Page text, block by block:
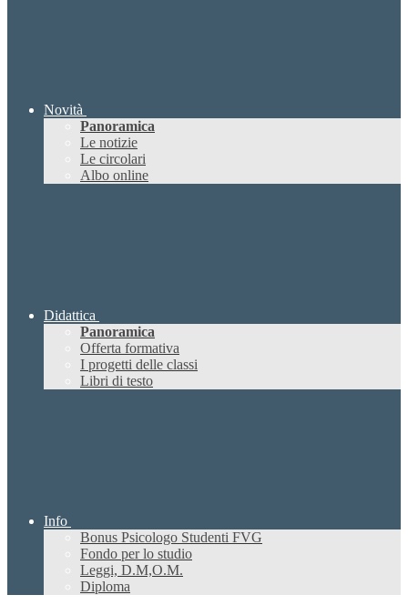
Novità
Panoramica
Le notizie
Le circolari
Albo online
Didattica
Panoramica
Offerta formativa
I progetti delle classi
Libri di testo
Info
Bonus Psicologo Studenti FVG
Fondo per lo studio
Leggi, D.M,O.M.
Diploma